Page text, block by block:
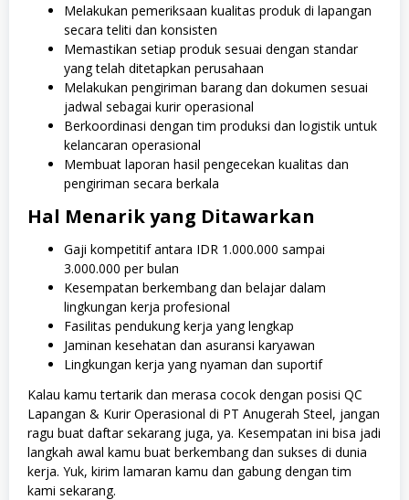
Melakukan pemeriksaan kualitas produk di lapangan
secara teliti dan konsisten
Memastikan setiap produk sesuai dengan standar
yang telah ditetapkan perusahaan
Melakukan pengiriman barang dan dokumen sesuai
jadwal sebagai kurir operasional
Berkoordinasi dengan tim produksi dan logistik untuk
kelancaran operasional
Membuat laporan hasil pengecekan kualitas dan
pengiriman secara berkala
Hal Menarik yang Ditawarkan
Gaji kompetitif antara IDR 1.000.000 sampai
3.000.000 per bulan
Kesempatan berkembang dan belajar dalam
lingkungan kerja profesional
Fasilitas pendukung kerja yang lengkap
Jaminan kesehatan dan asuransi karyawan
Lingkungan kerja yang nyaman dan suportif
Kalau kamu tertarik dan merasa cocok dengan posisi QC
Lapangan & Kurir Operasional di PT Anugerah Steel, jangan
ragu buat daftar sekarang juga, ya. Kesempatan ini bisa jadi
langkah awal kamu buat berkembang dan sukses di dunia
kerja. Yuk, kirim lamaran kamu dan gabung dengan tim
kami sekarang.